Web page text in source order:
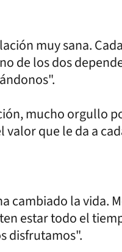
muy sana.
de los dos
mucho orgullo
valor que le da a
cambiado la vida.
estar todo el
disfrutamos".